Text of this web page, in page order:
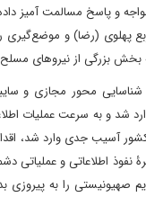
و پاسخ مسالمت آمیز
ماه، با پیام ربع پهلوی
بخش بزرگی از نیروهای
از جنگ ۱۲ روزه در شناسایی
شد و به سرعت عملیات
در سراسر کشور آسیب جدی وارد
نفوذ اطلاعاتی و
صهیونیستی را به پیروزی